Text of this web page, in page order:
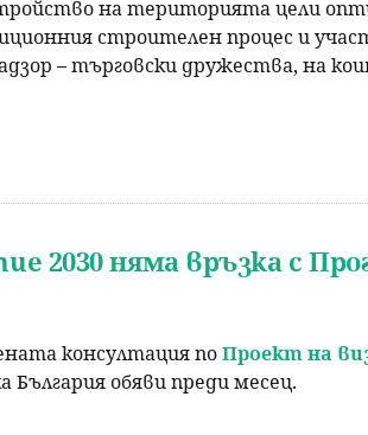
на територията цели
строителен процес и
– търговски дружества, на
2030 няма връзка с
консултация поПроект на
обяви преди месец.